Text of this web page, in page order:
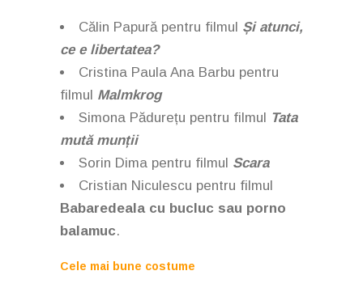
Călin Papură pentru filmul Și atunci,
ce e libertatea?
Cristina Paula Ana Barbu pentru
filmul Malmkrog
Simona Pădurețu pentru filmul Tata
mută munții
Sorin Dima pentru filmul Scara
Cristian Niculescu pentru filmul
Babaredeala cu bucluc sau porno
balamuc.
Cele mai bune costume